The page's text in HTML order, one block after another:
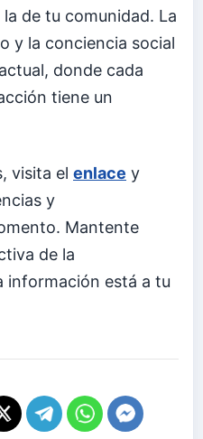
de tu comunidad. La
y la conciencia social
donde cada
tiene un
visita el enlace y
y
Mantente
de la
información está a tu